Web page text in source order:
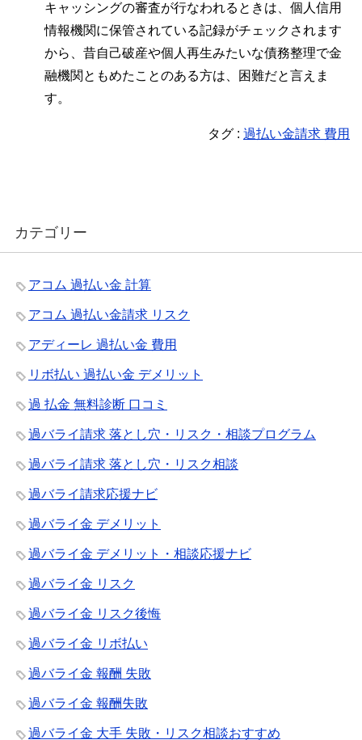
キャッシングの審査が行なわれるときは、個人信用
情報機関に保管されている記録がチェックされます
から、昔自己破産や個人再生みたいな債務整理で金
融機関ともめたことのある方は、困難だと言えま
す。
タグ : 過払い金請求 費用
カテゴリー
アコム 過払い金 計算
アコム 過払い金請求 リスク
アディーレ 過払い金 費用
リボ払い 過払い金 デメリット
過 払金 無料診断 口コミ
過バライ請求 落とし穴・リスク・相談プログラム
過バライ請求 落とし穴・リスク相談
過バライ請求応援ナビ
過バライ金 デメリット
過バライ金 デメリット・相談応援ナビ
過バライ金 リスク
過バライ金 リスク後悔
過バライ金 リボ払い
過バライ金 報酬 失敗
過バライ金 報酬失敗
過バライ金 大手 失敗・リスク相談おすすめ